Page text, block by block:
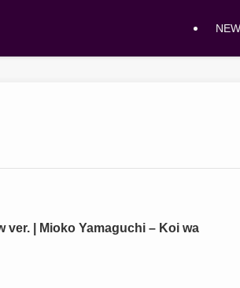
ver. | Mioko Yamaguchi – Koi wa